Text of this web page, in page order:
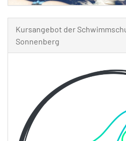
Kursangebot der
Sonnenberg